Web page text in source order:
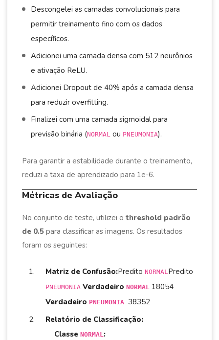
Descongelei as camadas convolucionais para
permitir treinamento fino com os dados
específicos.
Adicionei uma camada densa com 512 neurônios
e ativação ReLU.
Adicionei Dropout de 40% após a camada densa
para reduzir overfitting.
Finalizei com uma camada sigmoidal para
previsão binária (NORMAL ou PNEUMONIA).
Para garantir a estabilidade durante o treinamento,
reduzi a taxa de aprendizado para 1e-6.
Métricas de Avaliação
No conjunto de teste, utilizei o threshold padrão
de 0.5 para classificar as imagens. Os resultados
foram os seguintes:
Matriz de Confusão:Predito NORMALPredito
PNEUMONIA Verdadeiro NORMAL 18054
Verdadeiro PNEUMONIA 38352
Relatório de Classificação:
Classe NORMAL: